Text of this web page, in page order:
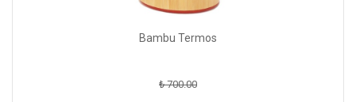
Bambu Termos
₺ 700.00